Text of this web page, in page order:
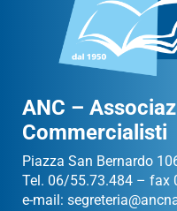
ANC –
Commercialisti
Piazza San Bernardo
Tel. 06/55.73.484 – fax
e-mail: